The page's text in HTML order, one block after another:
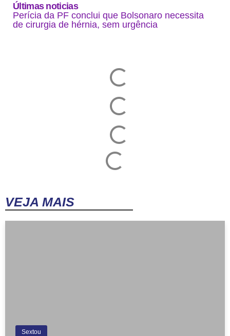
Últimas noticias
Perícia da PF conclui que Bolsonaro necessita
de cirurgia de hérnia, sem urgência
VEJA MAIS
Sextou